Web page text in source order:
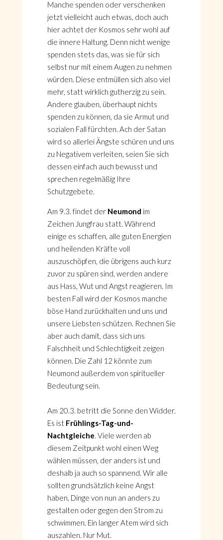
Manche spenden oder verschenken
jetzt vielleicht auch etwas, doch auch
hier achtet der Kosmos sehr wohl auf
die innere Haltung. Denn nicht wenige
spenden stets das, was sie für sich
selbst nur mit einem Augen zu nehmen
würden. Diese entmüllen sich also viel
mehr, statt wirklich gutherzig zu sein.
Andere glauben, überhaupt nichts
spenden zu können, da sie Armut und
sozialen Fall fürchten. Ach der Satan
wird so allerlei Ängste schüren und uns
zu Negativem verleiten, seien Sie sich
dessen einfach auch bewusst und
sprechen regelmäßig Ihre
Schutzgebete.
Am 9.3. findet der Neumond im
Zeichen Jungfrau statt. Während
einige es schaffen, alle guten Energien
und heilenden Kräfte voll
auszuschöpfen, die übrigens auch kurz
zuvor zu spüren sind, werden andere
aus Hass, Wut und Angst reagieren. Im
besten Fall wird der Kosmos manche
böse Hand zurückhalten und uns und
unsere Liebsten schützen. Rechnen Sie
aber auch damit, dass sich uns
Falschheit und Schlechtigkeit zeigen
können. Die Zahl 12 könnte zum
Neumond außerdem von spiritueller
Bedeutung sein.
Am 20.3. betritt die Sonne den Widder.
Es ist Frühlings-Tag-und-
Nachtgleiche. Viele werden ab
diesem Zeitpunkt wohl einen Weg
wählen müssen, der anders ist und
deshalb ja auch so spannend. Wir alle
sollten grundsätzlich keine Angst
haben, Dinge von nun an anders zu
gestalten oder gegen den Strom zu
schwimmen. Ein langer Atem wird sich
auszahlen. Nur Mut.